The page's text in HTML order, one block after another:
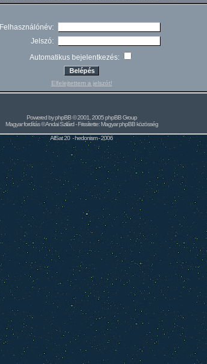
Felhasználónév:
Jelszó:
Automatikus bejelentkezés:
Elfelejtettem a jelszót!
Powered byphpBB© 2001, 2005 phpBB Group
Magyar fordítás ©Andai Szilárd- Frissítette:Magyar phpBB közösség
AllSat 20 -hedonism- 2006